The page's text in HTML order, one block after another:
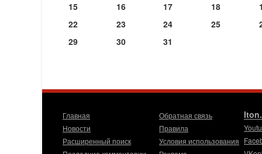
15
16 17 18
22
23 24 25
29
30 31
Главная
Новости
Расширенный поиск
Обратная связь
Правила
Условия использования